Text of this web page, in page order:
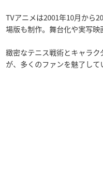
TVアニメは2001年10月から
場版も制作。舞台化や実写映
緻密なテニス戦術とキャラ
が、多くのファンを魅了して